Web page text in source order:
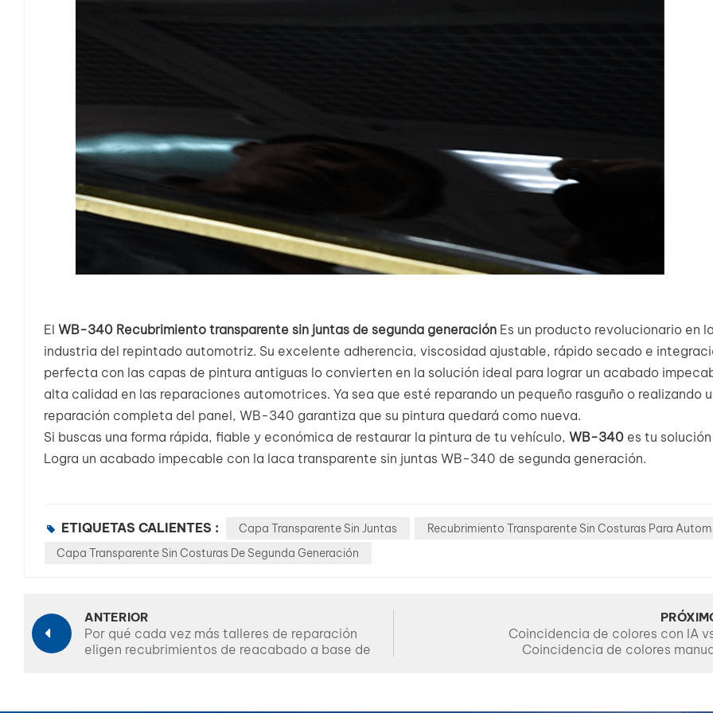
El WB-340 Recubrimiento transparente sin juntas de segunda generaciónEs un producto revolucionario en la
industria del repintado automotriz. Su excelente adherencia, viscosidad ajustable, rápido secado e
perfecta con las capas de pintura antiguas lo convierten en la solución ideal para lograr un acabado
alta calidad en las reparaciones automotrices. Ya sea que esté reparando un pequeño rasguño o realizando
reparación completa del panel, WB-340 garantiza que su pintura quedará como nueva.
Si buscas una forma rápida, fiable y económica de restaurar la pintura de tu vehículo, WB-340es tu solución
Logra un acabado impecable con la laca transparente sin juntas WB-340 de segunda generación.
ETIQUETAS CALIENTES : Capa Transparente Sin Juntas
Recubrimiento Transparente Sin Costuras Para
Capa Transparente Sin Costuras De Segunda Generación
ANTERIOR
Por qué cada vez más talleres de reparación
eligen recubrimientos de reacabado a base de
Coincidencia de colores con IA
Coincidencia de colores